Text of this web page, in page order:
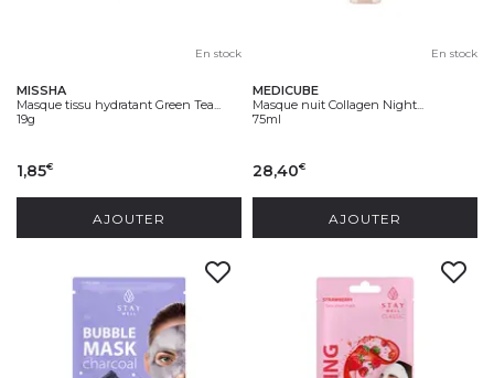
En stock
MISSHA
Masque tissu hydratant Green Tea...
19g
1,85€
AJOUTER
En stock
MEDICUBE
Masque nuit Collagen Night...
75ml
28,40€
AJOUTER